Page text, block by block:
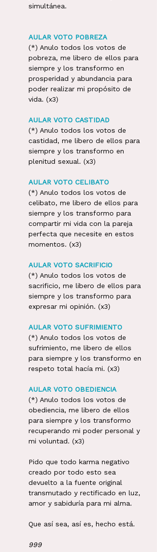
simultánea.
AULAR VOTO POBREZA
(*) Anulo todos los votos de
pobreza, me libero de ellos para
siempre y los transformo en
prosperidad y abundancia para
poder realizar mi propósito de
vida. (x3)
AULAR VOTO CASTIDAD
(*) Anulo todos los votos de
castidad, me libero de ellos para
siempre y los transformo en
plenitud sexual. (x3)
AULAR VOTO CELIBATO
(*) Anulo todos los votos de
celibato, me libero de ellos para
siempre y los transformo para
compartir mi vida con la pareja
perfecta que necesite en estos
momentos. (x3)
AULAR VOTO SACRIFICIO
(*) Anulo todos los votos de
sacrificio, me libero de ellos para
siempre y los transformo para
expresar mi opinión. (x3)
AULAR VOTO SUFRIMIENTO
(*) Anulo todos los votos de
sufrimiento, me libero de ellos
para siempre y los transformo en
respeto total hacía mi. (x3)
AULAR VOTO OBEDIENCIA
(*) Anulo todos los votos de
obediencia, me libero de ellos
para siempre y los transformo
recuperando mi poder personal y
mi voluntad. (x3)
Pido que todo karma negativo
creado por todo esto sea
devuelto a la fuente original
transmutado y rectificado en luz,
amor y sabiduría para mi alma.
Que así sea, así es, hecho está.
999